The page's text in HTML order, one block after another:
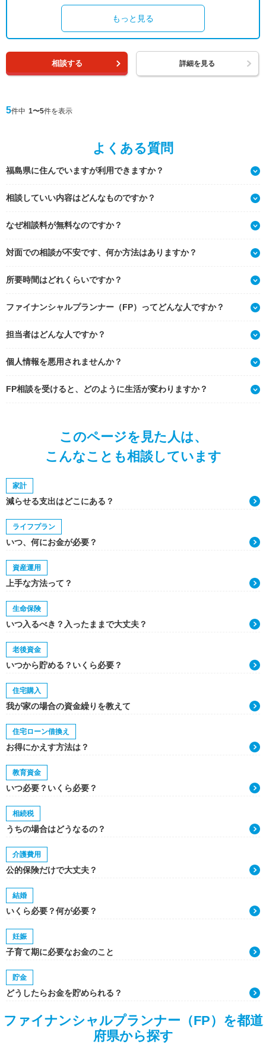
もっと見る
相談する 詳細を見る
5件中 1〜5件を表示
よくある質問
福島県に住んでいますが利用できますか？
相談していい内容はどんなものですか？
なぜ相談料が無料なのですか？
対面での相談が不安です、何か方法はありますか？
所要時間はどれくらいですか？
ファイナンシャルプランナー（FP）ってどんな人ですか？
担当者はどんな人ですか？
個人情報を悪用されませんか？
FP相談を受けると、どのように生活が変わりますか？
このページを見た人は、
こんなことも相談しています
家計
減らせる支出はどこにある？
ライフプラン
いつ、何にお金が必要？
資産運用
上手な方法って？
生命保険
いつ入るべき？入ったままで大丈夫？
老後資金
いつから貯める？いくら必要？
住宅購入
我が家の場合の資金繰りを教えて
住宅ローン借換え
お得にかえす方法は？
教育資金
いつ必要？いくら必要？
相続税
うちの場合はどうなるの？
介護費用
公的保険だけで大丈夫？
結婚
いくら必要？何が必要？
妊娠
子育て期に必要なお金のこと
貯金
どうしたらお金を貯められる？
ファイナンシャルプランナー（FP）を都道
府県から探す